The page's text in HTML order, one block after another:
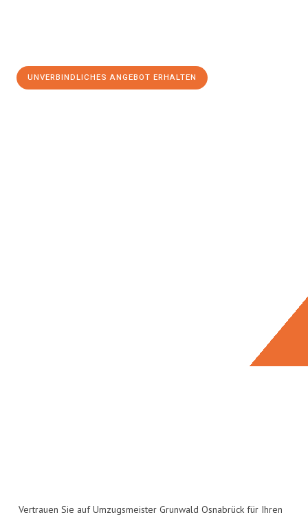
UNVERBINDLICHES ANGEBOT ERHALTEN
Vertrauen Sie auf Umzugsmeister Grunwald Osnabrück für Ihren